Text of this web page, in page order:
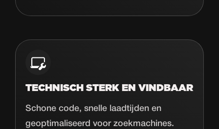
TECHNISCH STERK EN VINDBAAR
Schone code, snelle laadtijden en
geoptimaliseerd voor zoekmachines.